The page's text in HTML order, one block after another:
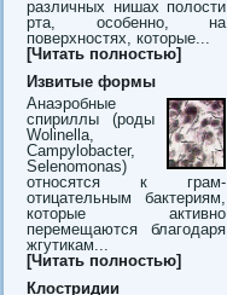
различных нишах полости
рта, особенно, на
поверхностях, которые...
[Читать полностью]
Извитые формы
Анаэробные
спириллы (роды
Wolinella,
Campylobacter,
Selenomonas)
относятся к грам-
отицательным бактериям,
которые активно
перемещаются благодаря
жгутикам...
[Читать полностью]
Клостридии